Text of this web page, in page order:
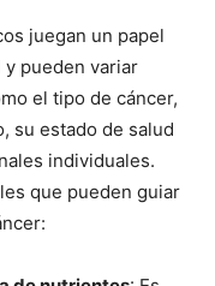
juegan un papel
pueden variar
el tipo de cáncer,
su estado de salud
individuales.
que pueden guiar